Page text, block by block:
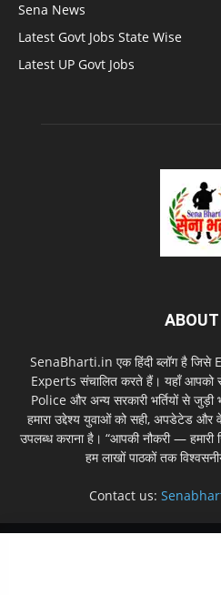
Sena News
Latest Govt Jobs State Wise
Latest UP Govt Jobs
ABOUT
SenaBharti.in एक हिंदी ब्लॉग है
Experts संचालित करते हैं। यहाँ आपको
Police और अन्य सरकारी भर्तियों से जुड़ी
हमारा उद्देश्य युवाओं को सही, अपडेटेड और
उपलब्ध कराना है। “आपकी नौकरी — हमारी
हम लाखों पाठकों तक
Contact us: